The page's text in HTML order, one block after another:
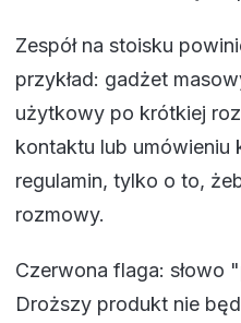
Zespół na stoisku
przykład: gadżet
użytkowy po krótkiej
kontaktu lub
regulamin, tylko o to,
rozmowy.
Czerwona flaga: słowo
Droższy produkt nie